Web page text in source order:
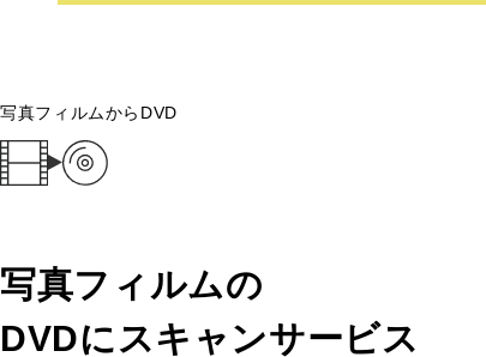
写真フィルムからDVD
写真フィルムの
DVDにスキャンサービス